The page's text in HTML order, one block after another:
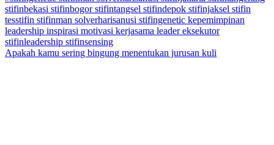
Apakah kamu sering bingung menentukan jurusan kuli